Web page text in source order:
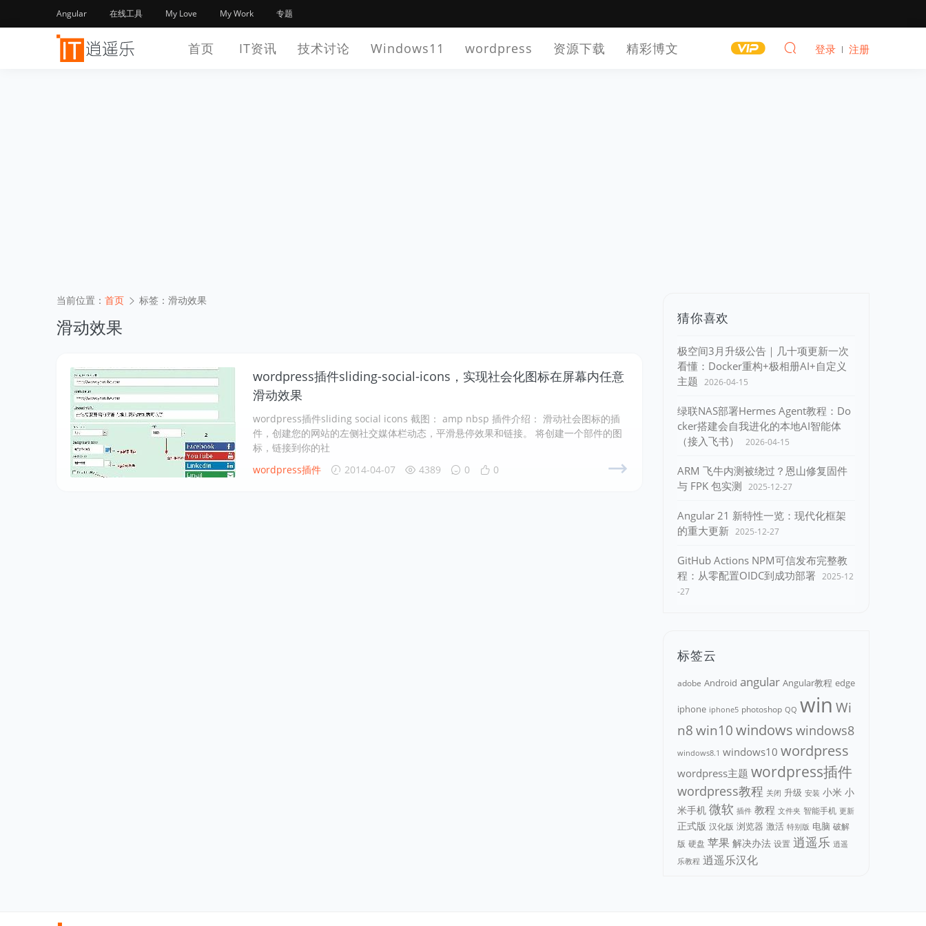
Angular 在线工具 My Love My Work 专题
首页 IT资讯 技术讨论 Windows11 wordpress 资源下载 精彩博文 登录 注册
当前位置： 首页 标签：滑动效果
滑动效果
wordpress插件sliding-social-icons，实现社会化图标在屏幕内任意
滑动效果
wordpress插件sliding social icons 截图： amp nbsp 插件介绍： 滑动社会图标的插
件，创建您的网站的左侧社交媒体栏动态，平滑悬停效果和链接。 将创建一个部件的图
标，链接到你的社
wordpress插件
2014-04-07 4389 0 0
猜你喜欢
极空间3月升级公告｜几十项更新一次
看懂：Docker重构+极相册AI+自定义
主题 2026-04-15
绿联NAS部署Hermes Agent教程：Do
cker搭建会自我进化的本地AI智能体
（接入飞书）
2026-04-15
ARM 飞牛内测被绕过？恩山修复固件
与 FPK 包实测 2025-12-27
Angular 21 新特性一览：现代化框架
的重大更新 2025-12-27
GitHub Actions NPM可信发布完整教
程：从零配置OIDC到成功部署 2025-12
-27
标签云
adobe Android angular Angular教程 edge
iphone iphone5 photoshop QQ win Wi
n8win10windows windows8
windows8.1 windows10 wordpress
wordpress主题 wordpress插件
wordpress教程 关闭 升级 安装 小米 小
米手机 微软 插件 教程 文件夹 智能手机 更新
正式版 汉化版 浏览器 激活 特别版 电脑 破解
版 硬盘 苹果 解决办法 设置 逍遥乐 逍遥
乐教程 逍遥乐汉化